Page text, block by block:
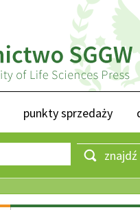
punkty sprzedaży
znajdź